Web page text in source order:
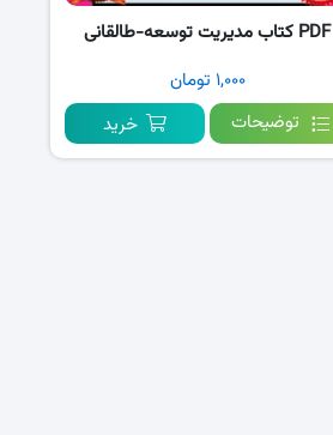
PDF کتاب مدیریت توسعه-طالقانی
۱,۰۰۰ تومان
توضیحات
خرید